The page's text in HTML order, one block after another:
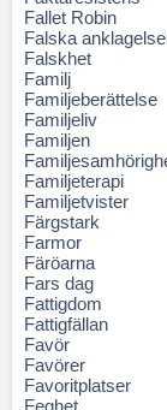
Fallet Robin
Falska
Falskhet
Familj
Familjeberättelse
Familjeliv
Familjen
Familjeterapi
Familjetvister
Färgstark
Farmor
Färöarna
Fars dag
Fattigdom
Fattigfällan
Favör
Favörer
Favoritplatser
Feghet